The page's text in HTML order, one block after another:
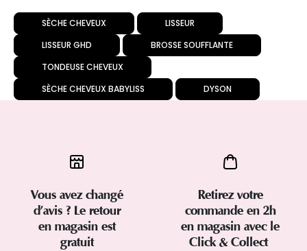
SÈCHE CHEVEUX
LISSEUR
LISSEUR GHD
BROSSE SOUFFLANTE
TONDEUSE CHEVEUX
SÈCHE CHEVEUX BABYLISS
DYSON
Vous avez changé
d’avis ? Le retour
en magasin est
gratuit
Retirez votre
commande en 2h
en magasin avec le
Click & Collect